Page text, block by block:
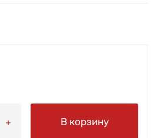
В корзину